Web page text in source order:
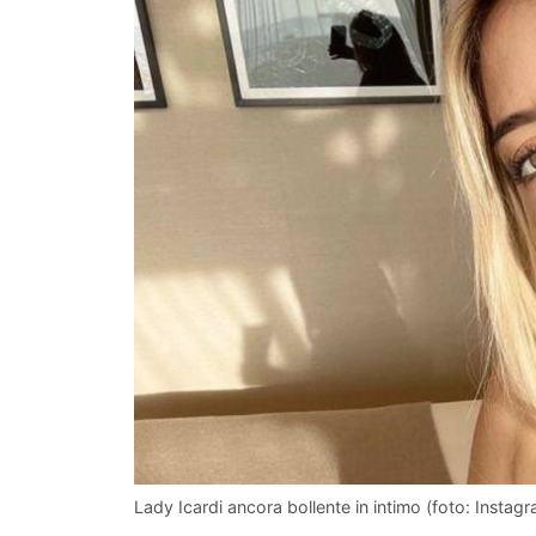
Lady Icardi ancora bollente in intimo (foto: